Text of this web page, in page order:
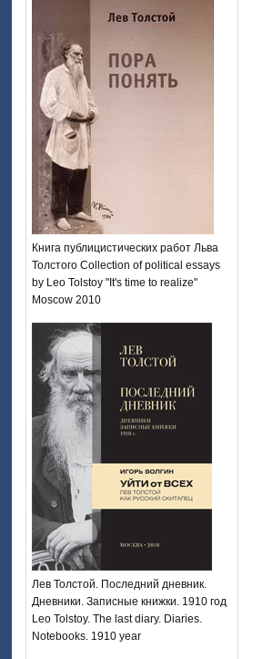
Книга публицистических работ Льва
Толстого Collection of political essays
by Leo Tolstoy "It's time to realize"
Moscow 2010
Лев Толстой. Последний дневник.
Дневники. Записные книжки. 1910 год
Leo Tolstoy. The last diary. Diaries.
Notebooks. 1910 year